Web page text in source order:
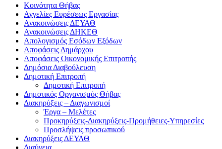
Kοινότητα Θήβας
Αγγελίες Ευρέσεως Εργασίας
Ανακοινώσεις ΔΕΥΑΘ
Ανακοινώσεις ΔΗΚΕΘ
Απολογισμός Εσόδων Εξόδων
Αποφάσεις Δημάρχου
Αποφάσεις Οικονομικής Επιτροπής
Δημόσια Διαβούλευση
Δημοτική Επιτροπή
Δημοτική Επιτροπή
Δημοτικός Οργανισμός Θήβας
Διακηρύξεις – Διαγωνισμοί
Έργα – Μελέτες
Προκηρύξεις-Διακηρύξεις-Προμήθειες-Υπηρεσίες
Προσλήψεις προσωπικού
Διακηρύξεις ΔΕΥΑΘ
Διαύγεια